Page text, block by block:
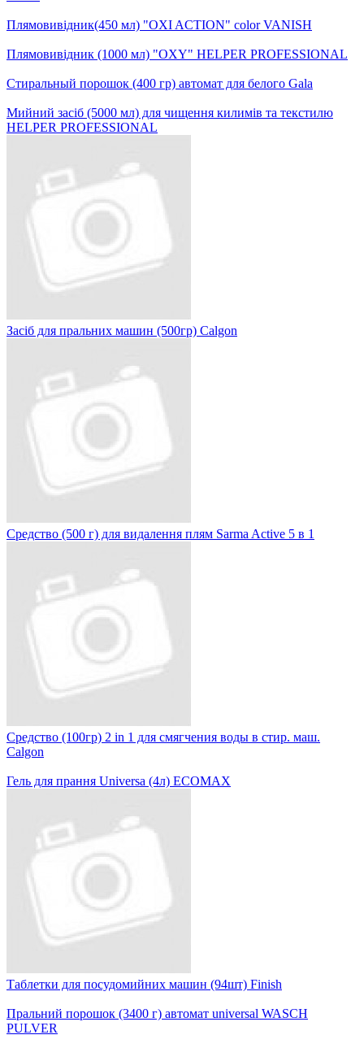
Плямовивідник(450 мл) "OXI ACTION" color VANISH
Плямовивідник (1000 мл) "OXY" HELPER PROFESSIONAL
Стиральный порошок (400 гр) автомат для белого Gala
Мийний засіб (5000 мл) для чищення килимів та текстилю
HELPER PROFESSIONAL
Засіб для пральних машин (500гр) Calgon
Средство (500 г) для видалення плям Sarma Active 5 в 1
Средство (100гр) 2 in 1 для смягчения воды в стир. маш.
Calgon
Гель для прання Universa (4л) ECOMAX
Таблетки для посудомийних машин (94шт) Finish
Пральний порошок (3400 г) автомат universal WASCH
PULVER